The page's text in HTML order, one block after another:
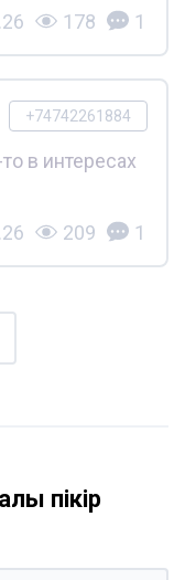
178 1
+74742261884
в интересах
209 1
пікір